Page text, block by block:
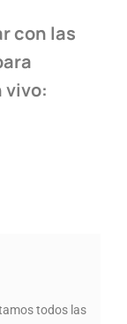
con las
vivo:
todos las